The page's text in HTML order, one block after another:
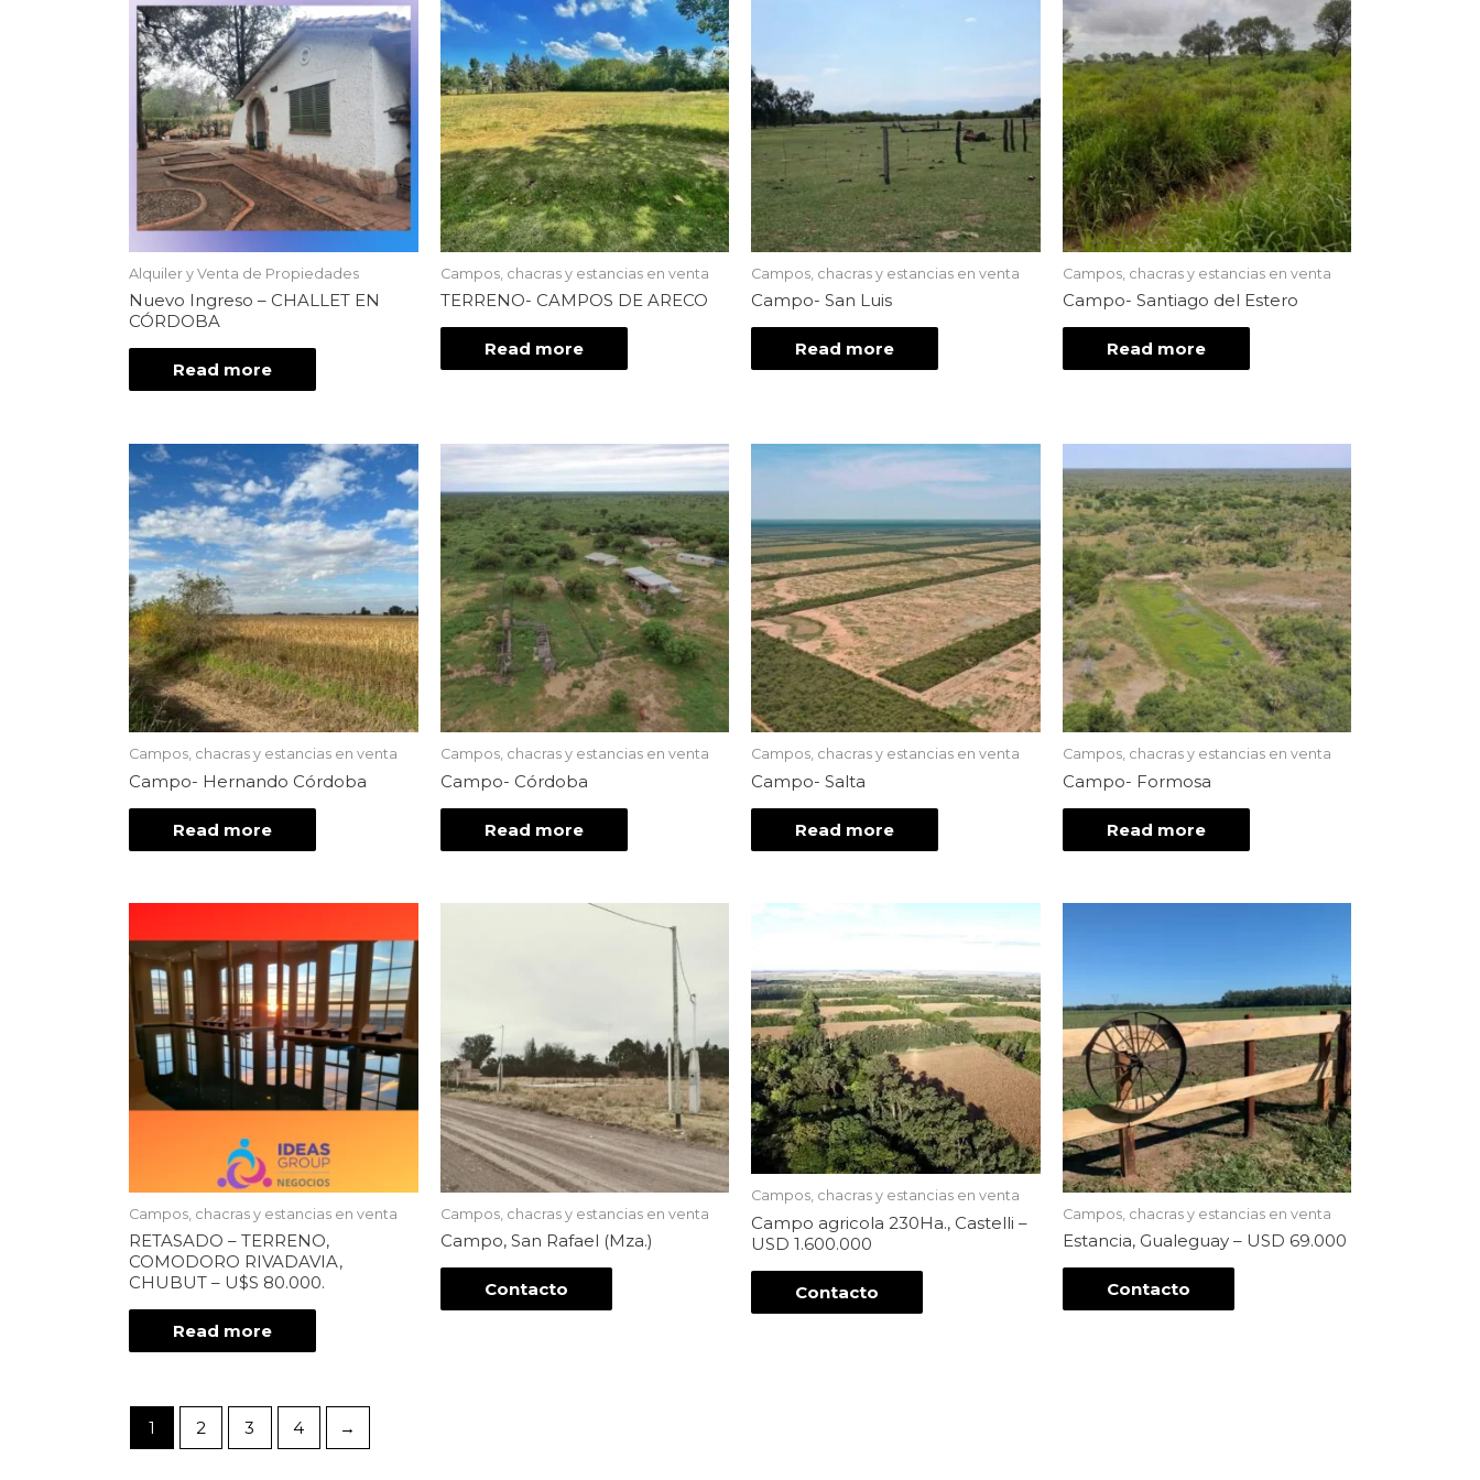
Alquiler y Venta de Propiedades
Nuevo Ingreso – CHALLET EN
CÓRDOBA
Read more
Campos, chacras y estancias en venta
TERRENO- CAMPOS DE ARECO
Read more
Campos, chacras y estancias en venta
Campo- San Luis
Read more
Campos, chacras y estancias en venta
Campo- Santiago del Estero
Read more
Campos, chacras y estancias en venta
Campo- Hernando Córdoba
Read more
Campos, chacras y estancias en venta
Campo- Córdoba
Read more
Campos, chacras y estancias en venta
Campo- Salta
Read more
Campos, chacras y estancias en venta
Campo- Formosa
Read more
Campos, chacras y estancias en venta
RETASADO – TERRENO,
COMODORO RIVADAVIA,
CHUBUT – U$S 80.000.
Read more
Campos, chacras y estancias en venta
Campo, San Rafael (Mza.)
Contacto
Campos, chacras y estancias en venta
Campo agricola 230Ha., Castelli –
USD 1.600.000
Contacto
Campos, chacras y estancias en venta
Estancia, Gualeguay – USD 69.000
Contacto
1 2 3 4 →